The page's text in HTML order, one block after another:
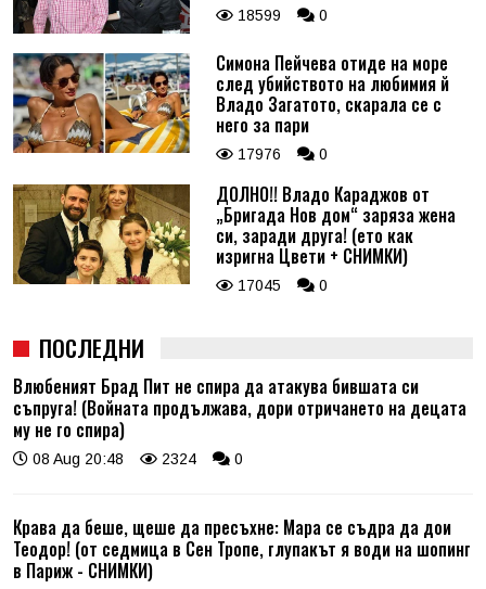
18599 0
Симона Пейчева отиде на море
след убийството на любимия й
Владо Загатото, скарала се с
него за пари
17976 0
ДОЛНО!! Владо Караджов от
„Бригада Нов дом“ заряза жена
си, заради друга! (ето как
изригна Цвети + СНИМКИ)
17045 0
ПОСЛЕДНИ
Влюбеният Брад Пит не спира да атакува бившата си
съпруга! (Войната продължава, дори отричането на децата
му не го спира)
08 Aug 20:48 2324 0
Крава да беше, щеше да пресъхне: Мара се съдра да дои
Теодор! (от седмица в Сен Тропе, глупакът я води на шопинг
в Париж - СНИМКИ)